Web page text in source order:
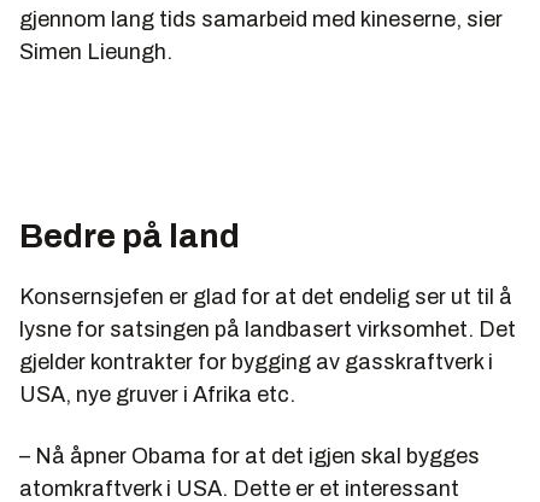
gjennom lang tids samarbeid med kineserne, sier
Simen Lieungh.
Bedre på land
Konsernsjefen er glad for at det endelig ser ut til å
lysne for satsingen på landbasert virksomhet. Det
gjelder kontrakter for bygging av gasskraftverk i
USA, nye gruver i Afrika etc.
– Nå åpner Obama for at det igjen skal bygges
atomkraftverk i USA. Dette er et interessant